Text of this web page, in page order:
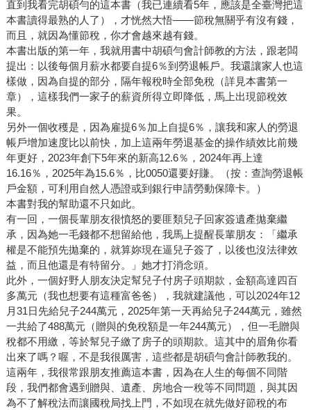
直到我看完胡碩勻的這本書（我已連續看5年，應該是全臺灣把這
本書讀得最熟的人了），才恍然大悟——節稅無關乎有沒有錢，
而且，就因為懂節稅，你才會越來越有錢。
本書出版的第一年，我就用書中胡碩勻會計師教的方法，跟老闆
提出：以後每個月薪水都要自提6％到勞退帳戶。我還讓家人也這
樣做，因為自提的部分，隔年報稅時全部免稅（詳見本書第一
章），這樣我們一家子的薪資所得立即降低，馬上出現節稅效
果。
另外一個收穫是，因為雇提6％加上自提6％，讓我和家人的勞退
帳戶增加速度比以前快，加上這兩年勞退基金的操作績效比前幾
年更好，2023年創下5年來的新高12.6％，2024年再上達
16.16％，2025年為15.6％，比0050還要好賺。（按：查詢勞退帳
戶金額，可利用自然人憑證或到銀行申請勞動保障卡。）
本書對我的幫助還不只如此。
有一回，一個長輩朋友很憤怒的要匪類兒子回家簽遺產拋棄繼
承，因為她一毛錢都不想留給他，我馬上提醒長輩朋友：「繼承
權是不能預先拋棄的，就算妳現在逼兒子簽了，以後也沒法律效
益，而且他還是有特留分。」她才打消念頭。
此外，一個好野人朋友決定幫兒子付房子頭期款，金額高達四百
多萬元（我也想要有這種富爸爸），我就建議他，可以2024年12
月31日先給兒子244萬元，2025年第一天再給兒子244萬元，雖然
一共給了488萬元（贈與的免稅額是一年244萬元），但一毛贈與
稅都不用繳，等於幫兒子繳了房子的頭期款。這其中的眉角你看
出來了嗎？喔，不是我很厲害，這些都是胡碩勻會計師教我的。
這兩年，我很常跟朋友推薦這本書，因為在人生的每個不同階
段，我們都會遇到贈與、遺產、房地合一稅等不同問題，與其因
為不了解稅法而讓國稅局找上門，不如現在就先做好節稅的布